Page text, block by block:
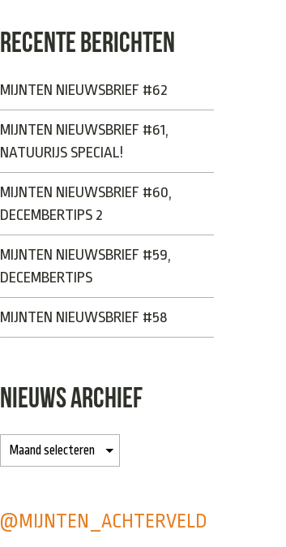
RECENTE BERICHTEN
MIJNTEN NIEUWSBRIEF #62
MIJNTEN NIEUWSBRIEF #61,
NATUURIJS SPECIAL!
MIJNTEN NIEUWSBRIEF #60,
DECEMBERTIPS 2
MIJNTEN NIEUWSBRIEF #59,
DECEMBERTIPS
MIJNTEN NIEUWSBRIEF #58
NIEUWS ARCHIEF
@MIJNTEN_ACHTERVELD